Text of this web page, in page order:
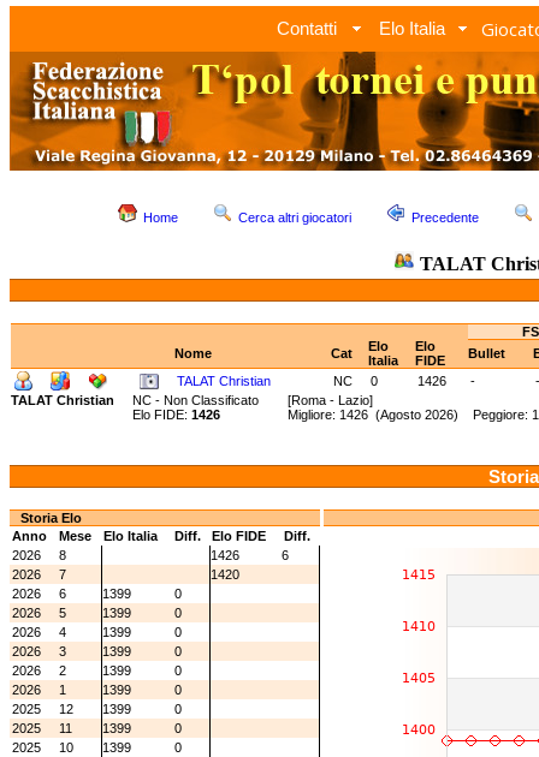
Contatti Elo Italia
Home Cerca altri giocatori Precedente
TALAT
Nome
Cat
Elo
Italia
Elo
FIDE
Bullet
TALAT Christian
NC 0 1426 -
-
TALAT Christian
NC - Non Classificato [Roma - Lazio]
Elo FIDE: 1426 Migliore: 1426 (Agosto 2026) Peggiore:
Storia Elo
Anno
Mese Elo Italia Diff. Elo FIDE
Diff.
2026
8 1426
6
2026
7
1420
2026
6 1399
0
2026
5 1399
0
2026
4 1399
0
2026
3 1399
0
2026
2 1399
0
2026
1 1399
0
2025
12 1399
0
2025
11 1399
0
2025
10 1399
0